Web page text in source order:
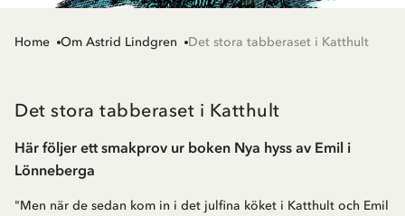
Home Om Astrid Lindgren Det stora tabberaset i Katthult
Det stora tabberaset i Katthult
Här följer ett smakprov ur boken Nya hyss av Emil i
Lönneberga
"Men när de sedan kom in i det julfina köket i Katthult och Emil